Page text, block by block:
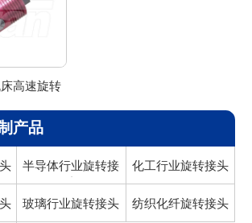
高速旋转
产品
半导体行业旋转接
头
化工行业旋转接头
玻璃行业旋转接头 纺织化纤旋转接头